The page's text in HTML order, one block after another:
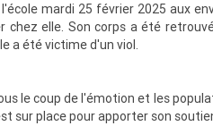
mardi 25 février 2025 aux
chez elle. Son corps a été
a été victime d'un viol.
le coup de l'émotion et les
sur place pour apporter son